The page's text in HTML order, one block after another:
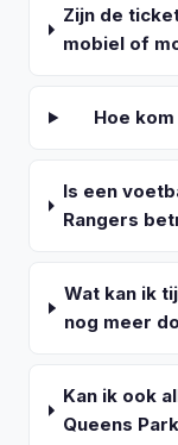
Zijn de
mobiel of
Hoe
Is een
Rangers
Wat kan ik
nog meer
Kan ik ook
Queens